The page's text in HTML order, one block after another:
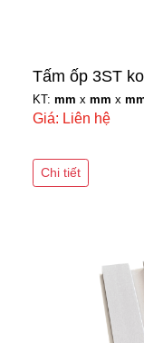
Tấm ốp 3ST
KT: mm x mm x
Giá: Liên hệ
Chi tiết